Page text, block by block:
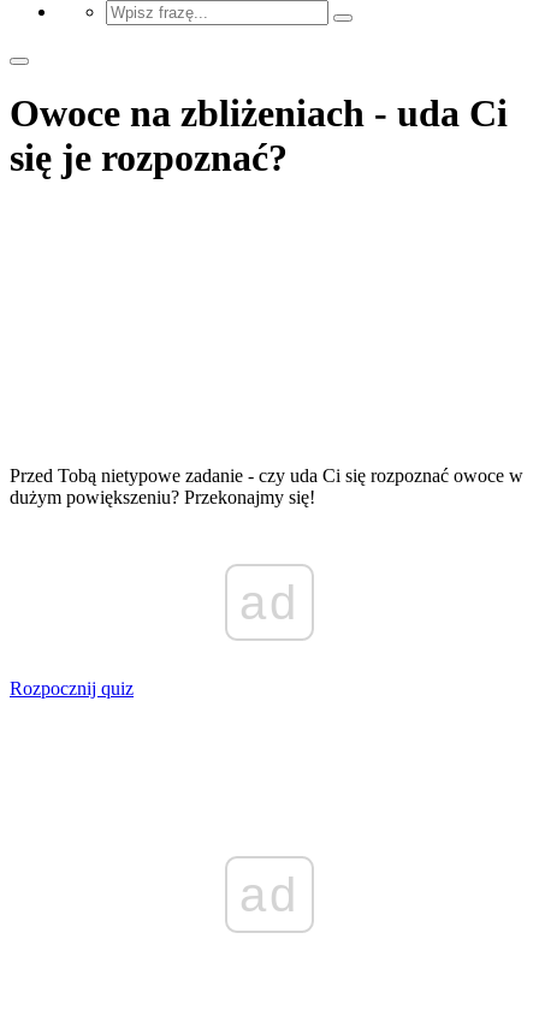
Owoce na zbliżeniach - uda Ci
się je rozpoznać?
Przed Tobą nietypowe zadanie - czy uda Ci się rozpoznać owoce w
dużym powiększeniu? Przekonajmy się!
ad
Rozpocznij quiz
ad